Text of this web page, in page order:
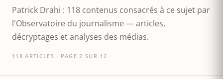
Patrick Drahi : 118 contenus consacrés à ce sujet par
l'Observatoire du journalisme — articles,
décryptages et analyses des médias.
118 ARTICLES · PAGE 2 SUR 12